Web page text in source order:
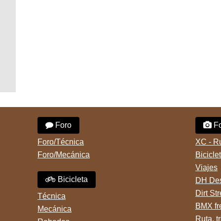
Foro
Foro/Técnica
Foro/Mecánica
Bicicleta
Técnica
Mecánica
XC -
Viajes
DH
Dirt
BMX
Ruta,